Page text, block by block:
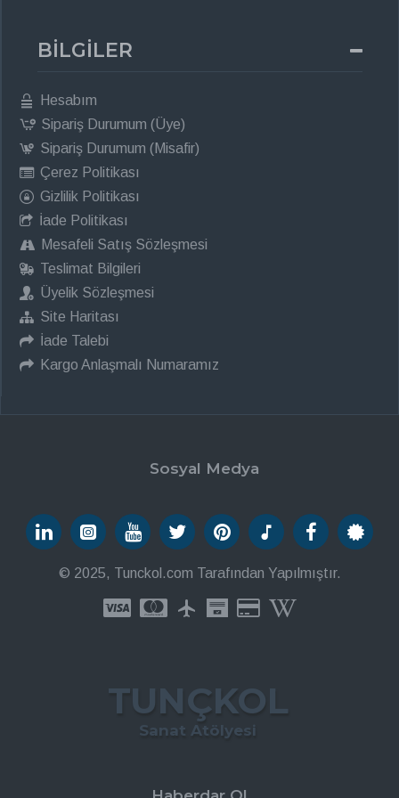
BİLGİLER
Hesabım
Sipariş Durumum (Üye)
Sipariş Durumum (Misafir)
Çerez Politikası
Gizlilik Politikası
İade Politikası
Mesafeli Satış Sözleşmesi
Teslimat Bilgileri
Üyelik Sözleşmesi
Site Haritası
İade Talebi
Kargo Anlaşmalı Numaramız
Sosyal Medya
© 2025, Tunckol.com Tarafından Yapılmıştır.
TUNÇKOL
Sanat Atölyesi